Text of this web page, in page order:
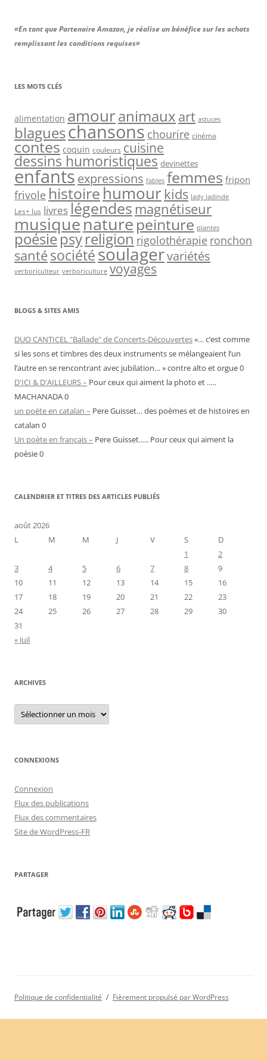
«En tant que Partenaire Amazon, je réalise un bénéfice sur les achats
remplissant les conditions requises»
LES MOTS CLÉS
alimentation amouranimaux art astuces
blagueschansons chourire cinéma
contes coquin couleurs cuisine
dessins humoristiques devinettes
enfantsexpressions fables femmes fripon
frivole histoire humour kids lady ladinde
Les+ lus livreslégendes magnétiseur
musiquenature peinture plantes
poésiepsyreligion rigolothérapie ronchon
santésociétésoulagervariétés
verboriculteur verboriculture voyages
BLOGS & SITES AMIS
DUO CANTICEL "Ballade" de Concerts-Découvertes«… c’est comme
si les sons et timbres des deux instruments se mélangeaient l’un
l’autre en se rencontrant avec jubilation… » contre alto et orgue 0
D'ICI & D'AILLEURS – Pour ceux qui aiment la photo et …..
MACHANADA 0
un poète en catalan – Pere Guisset… des poèmes et de histoires en
catalan 0
Un poète en français – Pere Guisset….. Pour ceux qui aiment la
poèsie 0
CALENDRIER ET TITRES DES ARTICLES PUBLIÉS
août 2026
L
M M J V S
D
1
2
3
4 5 6 7 8
9
10
11 12 13 14 15
16
17
18 19 20 21 22
23
24
25 26 27 28 29
30
31
« Juil
ARCHIVES
Archives
CONNEXIONS
Connexion
Flux des publications
Flux des commentaires
Site de WordPress-FR
PARTAGER
Politique de confidentialité Fièrement propulsé par WordPress